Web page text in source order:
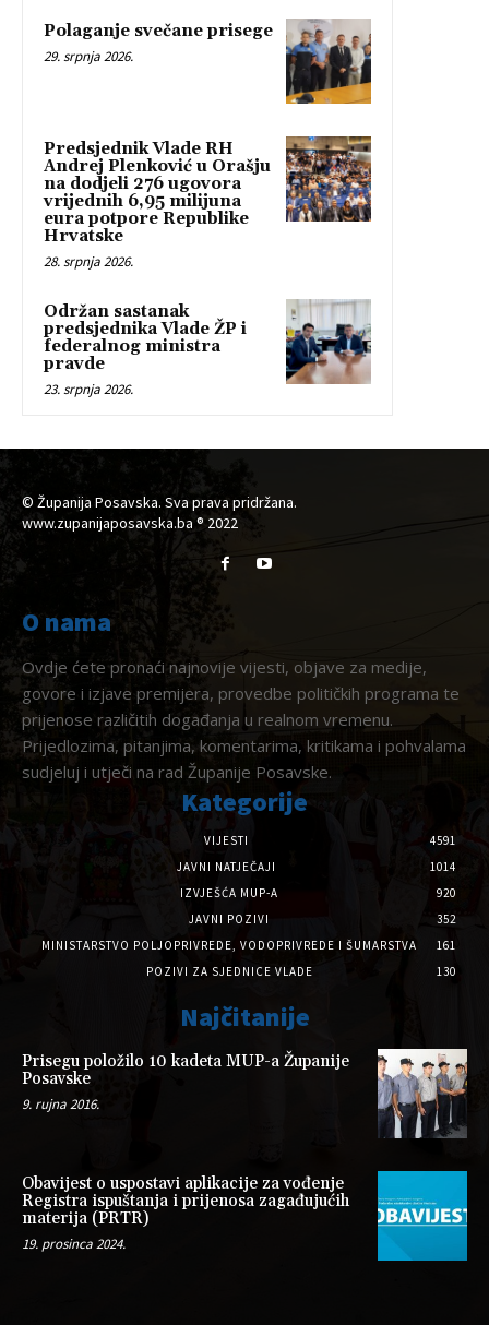
Polaganje svečane prisege
29. srpnja 2026.
Predsjednik Vlade RH
Andrej Plenković u Orašju
na dodjeli 276 ugovora
vrijednih 6,95 milijuna
eura potpore Republike
Hrvatske
28. srpnja 2026.
Održan sastanak
predsjednika Vlade ŽP i
federalnog ministra
pravde
23. srpnja 2026.
© Županija Posavska. Sva prava pridržana.
www.zupanijaposavska.ba ® 2022
O nama
Ovdje ćete pronaći najnovije vijesti, objave za medije,
govore i izjave premijera, provedbe političkih programa te
prijenose različitih događanja u realnom vremenu.
Prijedlozima, pitanjima, komentarima, kritikama i pohvalama
sudjeluj i utječi na rad Županije Posavske.
Kategorije
VIJESTI
4591
JAVNI NATJEČAJI
1014
IZVJEŠĆA MUP-A
920
JAVNI POZIVI
352
MINISTARSTVO POLJOPRIVREDE, VODOPRIVREDE I ŠUMARSTVA
161
POZIVI ZA SJEDNICE VLADE
130
Najčitanije
Prisegu položilo 10 kadeta MUP-a Županije
Posavske
9. rujna 2016.
Obavijest o uspostavi aplikacije za vođenje
Registra ispuštanja i prijenosa zagađujućih
materija (PRTR)
19. prosinca 2024.